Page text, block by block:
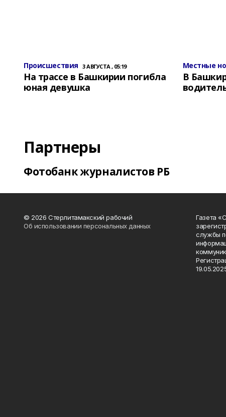
Происшествия 3 АВГУСТА , 05:19
На трассе в Башкирии погибла
юная девушка
Местные
В
Партнеры
Фотобанк журналистов РБ
© 2026 Стерлитамакский рабочий
Об использовании персональных данных
Газета
службы